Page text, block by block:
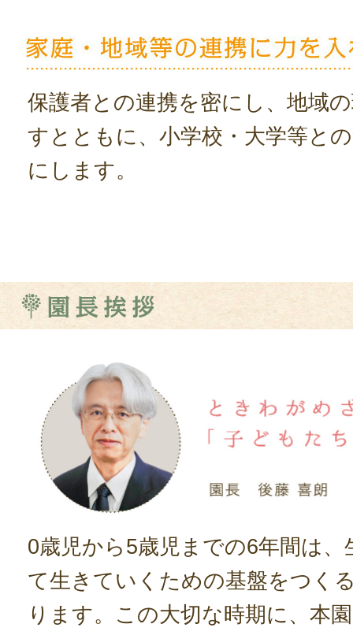
保護者との連携を密にし、地域
すとともに、小学校・大学等と
にします。
0歳児から5歳児までの6年間は、
て生きていくための基盤をつく
ります。この大切な時期に、本